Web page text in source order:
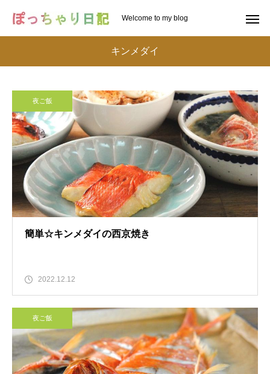
Welcome to my blog
キンメダイ
夜ご飯
簡単☆キンメダイの西京焼き
2022.12.12
夜ご飯